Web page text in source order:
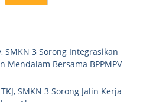
SMKN 3 Sorong Integrasikan
Mendalam Bersama BPPMPV
SMKN 3 Sorong Jalin Kerja